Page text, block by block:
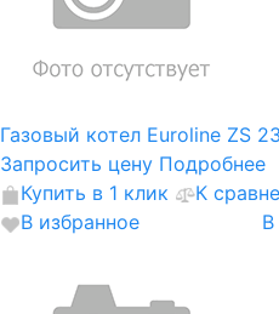
Газовый котел Euroline ZS
Запросить цену Подробнее
Купить в 1 клик
К
В избранное
В